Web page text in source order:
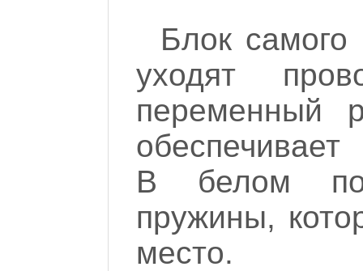
Блок самого
уходят
переменный
В белом
пружины,
место.